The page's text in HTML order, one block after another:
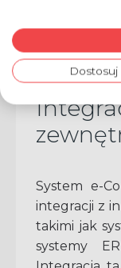
towaru
edycji.
System e-
integracji z
takimi jak
systemy
Dostosuj